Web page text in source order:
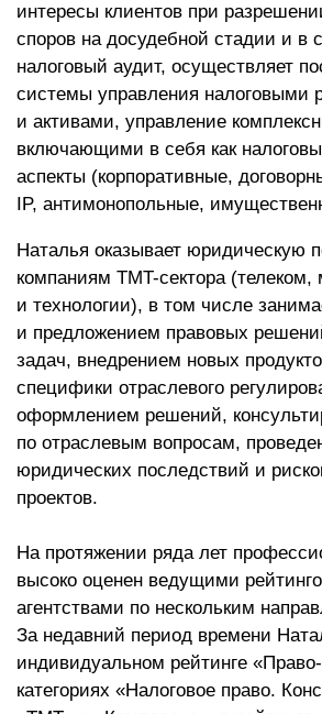
интересы клиентов при
споров на досудебной стадии и в
налоговый аудит, осуществляет
системы управления налоговыми
и активами, управление
включающими в себя как
аспекты (корпоративные,
IP, антимонопольные,
Наталья оказывает юридическую
компаниям TMT-сектора (телеком,
и технологии), в том числе
и предложением правовых
задач, внедрением новых
специфики отраслевого
оформлением решений,
по отраслевым вопросам,
юридических последствий и
проектов.
На протяжении ряда лет
высоко оценен ведущими
агентствами по нескольким
За недавний период времени
индивидуальном рейтинге
категориях «Налоговое право.